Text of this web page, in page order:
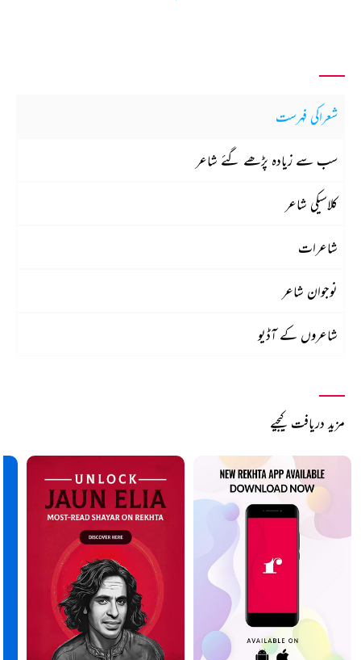
شعراکی فہرست
سب سے زیادہ پڑھے گئے شاعر
کلاسیکی شاعر
شاعرات
نوجوان شاعر
شاعروں کے آڈیو
مزید دریافت کیجیے